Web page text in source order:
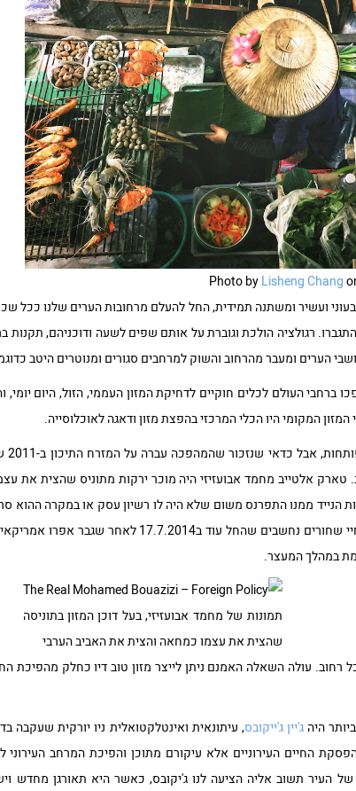
Lisheng Chang
ועשיר ומשתנה תמידית, החל להעלם מרחובות הערים שלנו ככל
רגולציה הולכת וגוברת על אותם שפים לשעה ודוכניהם, תקנות
הערים ומעבר מהרחוב והשוק למרחבים סגורים ומנוטרים היטב
הפכו ברחבי העולם לכלים חוקיים לדחיקת המזון העממי, הזול, היום
המקומי היו הכלי המרכזי בהפצת מזון ודאגה לאוכלוסייה.
הנייד ממנו התפרנס משום שלא היה לו רשיון עסק או במקרה
עדין בגל המחאות תחת הסיסמא חיי שחורים נחשבים
במהלך המעצר.
תמונות של מחמד אבועזיזי, בעל דוכן המזון בתוניסה
שהצית את עצמו כמחאה והצית את האביב הערבי
רחוב. עולה השאלה האמנם ניתן לייצר מזון טוב דיו כחלק מהפיכת
היה ג'יין ג'ייקובס, עיתונאית ואינטלקטואלית ניו יורקית
החיים העירוניים אלא עיקורם מתוכן והפיכת המרחב העירוני
של העיר תשוב אליה הציעה לנו ג'יקובס, כאשר היא תאורגן מחדש